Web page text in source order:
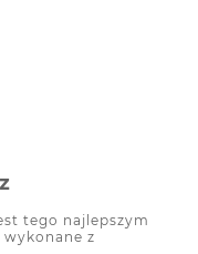
tego najlepszym
z